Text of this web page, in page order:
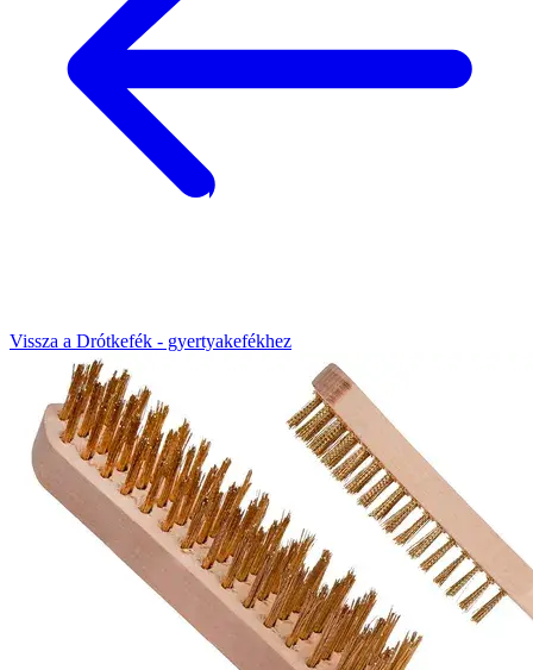
Vissza a Drótkefék - gyertyakefékhez